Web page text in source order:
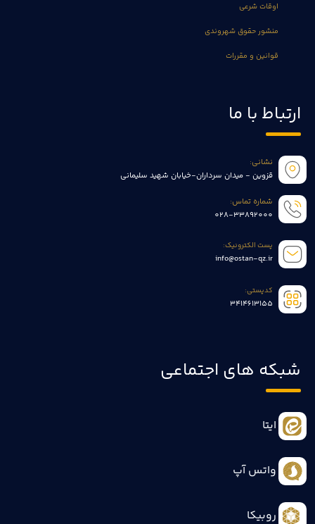
اوقات شرعی
منشور حقوق شهروندی
قوانین و مقررات
ارتباط با ما
نشانی:
قزوین - میدان سرداران-خیابان شهید سلیمانی
شماره تماس:
028-33892000
پست الکترونیک:
info@ostan-qz.ir
کدپستی:
3414613155
شبکه های اجتماعی
ایتا
واتس آپ
روبیکا